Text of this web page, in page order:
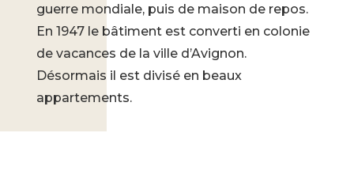
guerre mondiale, puis de maison de repos.
En 1947 le bâtiment est converti en colonie
de vacances de la ville d’Avignon.
Désormais il est divisé en beaux
appartements.